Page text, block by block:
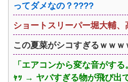
ってダメなの？????
ショートスリーパー堀大輔
この夏菜がシコすぎるｗｗｗ
「エアコンから変な音がす
ｬｯ → ヤバすぎる物が飛び出